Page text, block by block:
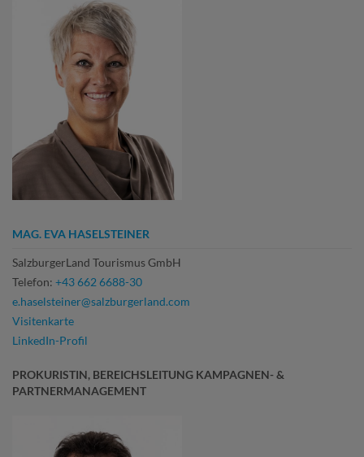
MAG. EVA HASELSTEINER
SalzburgerLand Tourismus GmbH
Telefon: +43 662 6688-30
e.haselsteiner@salzburgerland.com
Visitenkarte
LinkedIn-Profil
PROKURISTIN, BEREICHSLEITUNG KAMPAGNEN- &
PARTNERMANAGEMENT